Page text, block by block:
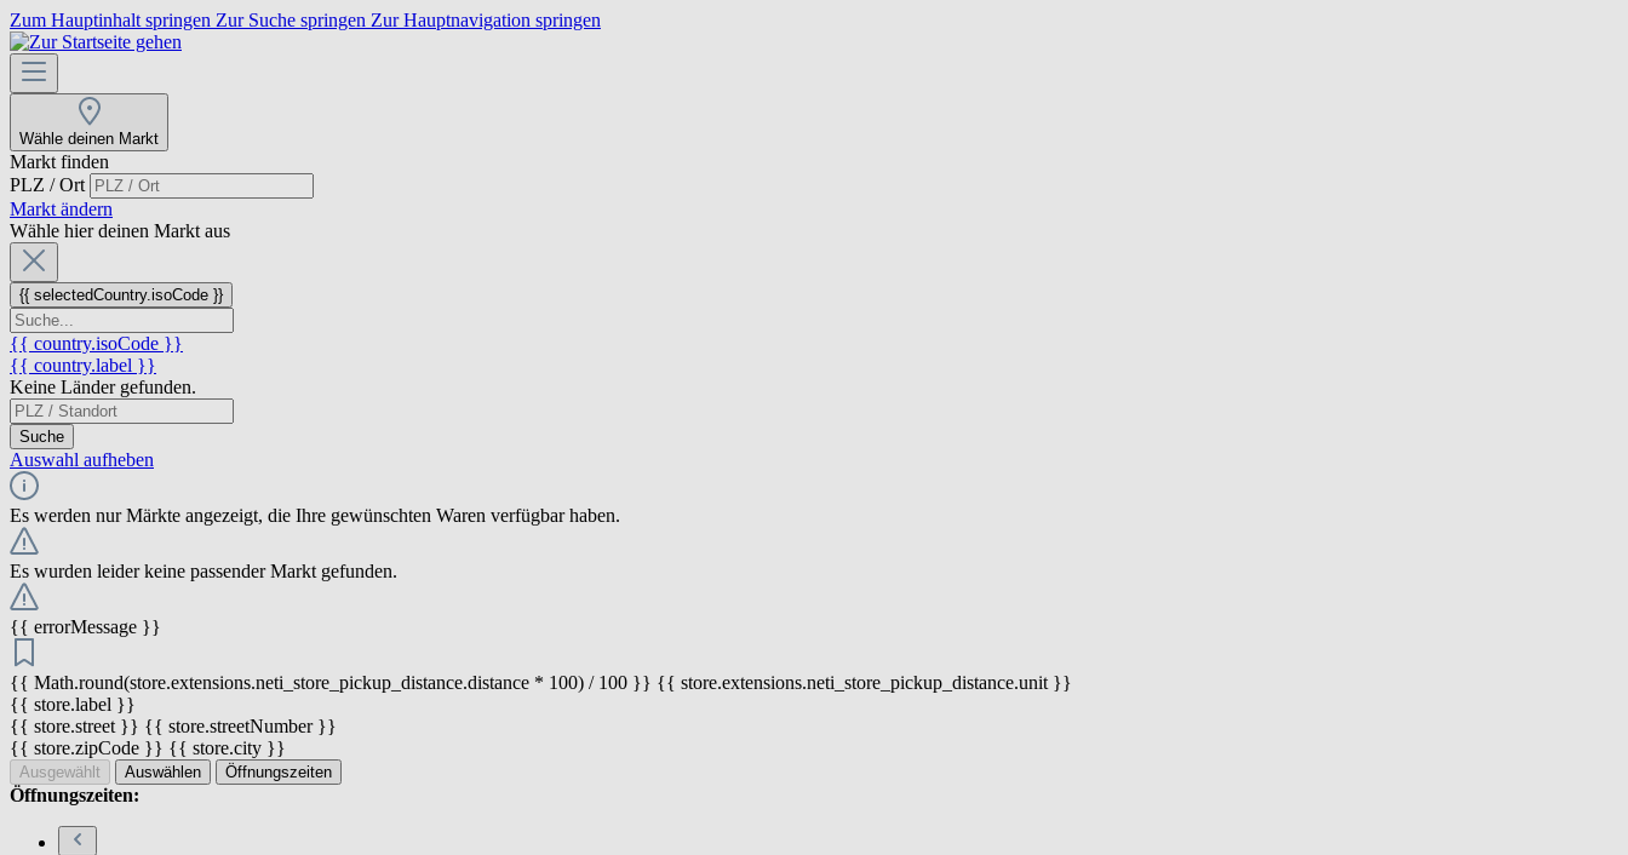
Zum Hauptinhalt springen Zur Suche springen Zur Hauptnavigation springen
Wähle deinen Markt
Markt finden
PLZ / Ort
Markt ändern
Wähle hier deinen Markt aus
{{ selectedCountry.isoCode }}
{{ country.isoCode }}
{{ country.label }}
Keine Länder gefunden.
Suche
Auswahl aufheben
Es werden nur Märkte angezeigt, die Ihre gewünschten Waren verfügbar haben.
Es wurden leider keine passender Markt gefunden.
{{ errorMessage }}
{{ Math.round(store.extensions.neti_store_pickup_distance.distance * 100) / 100 }} {{ store.extensions.neti_store_pickup_distance.unit }}
{{ store.label }}
{{ store.street }} {{ store.streetNumber }}
{{ store.zipCode }} {{ store.city }}
Ausgewählt Auswählen Öffnungszeiten
Öffnungszeiten: